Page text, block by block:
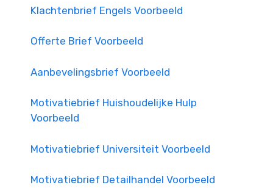
Klachtenbrief Engels Voorbeeld
Offerte Brief Voorbeeld
Aanbevelingsbrief Voorbeeld
Motivatiebrief Huishoudelijke Hulp
Voorbeeld
Motivatiebrief Universiteit Voorbeeld
Motivatiebrief Detailhandel Voorbeeld